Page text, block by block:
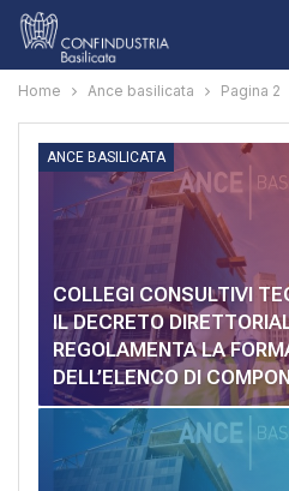
Home Ance basilicata Pagina 2
ANCE BASILICATA
COLLEGI CONSULTIVI
IL DECRETO
REGOLAMENTA LA
DELL’ELENCO DI